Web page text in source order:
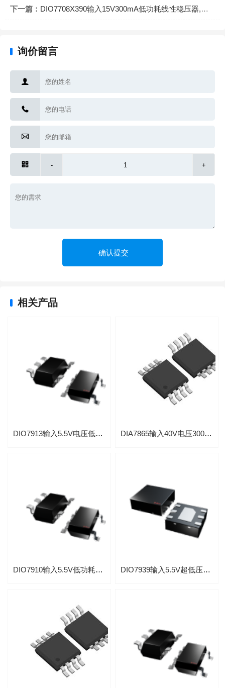
下一篇： DIO7708X390输入15V300mA低功耗线性稳压器,固定输出电压3.9V
询价留言



 - +
相关产品
DIO7913输入5.5V电压低静态300mA电流LDO线性稳压器应用于蓝牙无线耳机 DIA7865输入40V电压300mA低功耗应用汽车前大灯线性LDO稳压器
DIO7910输入5.5V低功耗300mA线性LDO稳压器带热过载保护功能 DIO7939输入5.5V超低压差1.5A的LDO稳压器应用于摄像机